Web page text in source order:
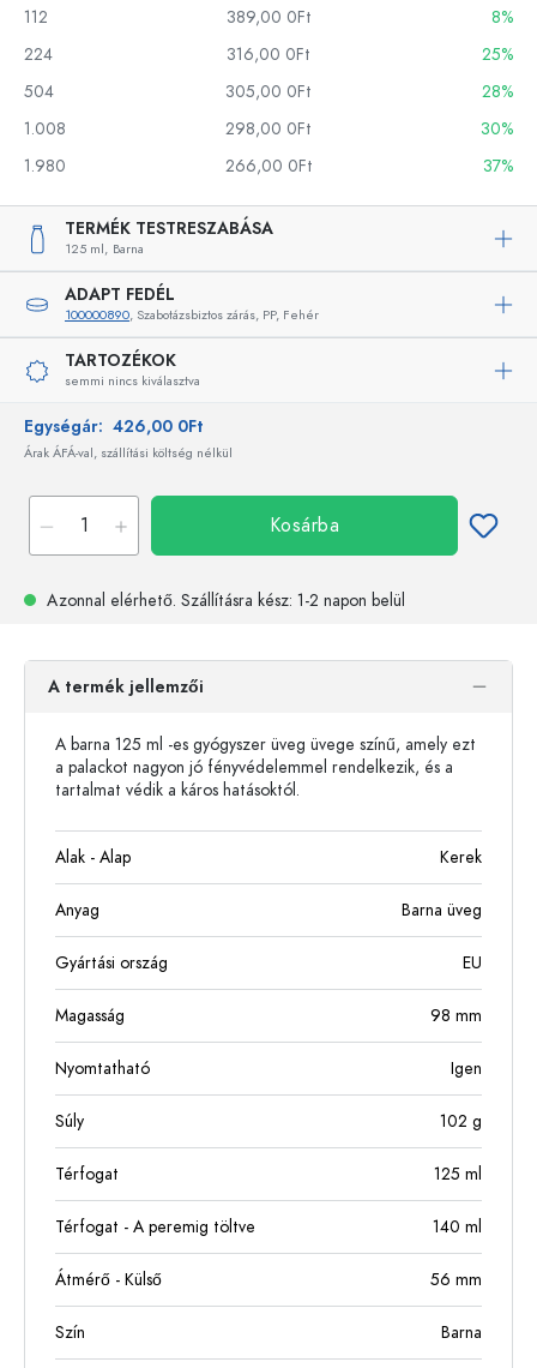
112
389,00 0Ft
8%
224
316,00 0Ft
25%
504
305,00 0Ft
28%
1.008
298,00 0Ft
30%
1.980
266,00 0Ft 37%
TERMÉK TESTRESZABÁSA
125 ml, Barna
ADAPT FEDÉL
100000890, Szabotázsbiztos zárás, PP, Fehér
TARTOZÉKOK
semmi nincs kiválasztva
Egységár: 426,00 0Ft
Árak ÁFÁ-val, szállítási költség nélkül
Kosárba
Azonnal elérhető. Szállításra kész: 1-2 napon belül
A termék jellemzői
A barna 125 ml -es gyógyszer üveg üvege színű, amely ezt
a palackot nagyon jó fényvédelemmel rendelkezik, és a
tartalmat védik a káros hatásoktól.
Alak - Alap Kerek
Anyag Barna üveg
Gyártási ország EU
Magasság 98 mm
Nyomtatható Igen
Súly 102 g
Térfogat 125 ml
Térfogat - A peremig töltve 140 ml
Átmérő - Külső 56 mm
Szín Barna